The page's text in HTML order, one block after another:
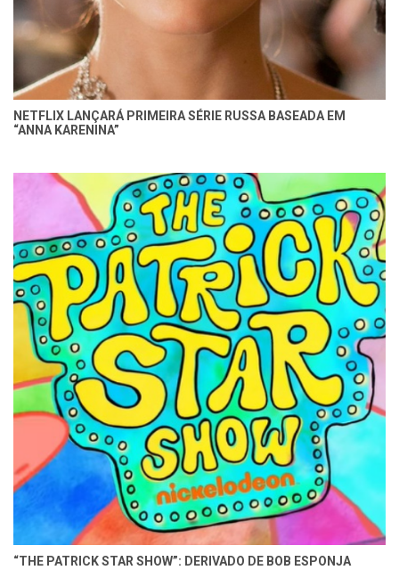
NETFLIX LANÇARÁ PRIMEIRA SÉRIE RUSSA BASEADA EM
“ANNA KARENINA”
“THE PATRICK STAR SHOW”: DERIVADO DE BOB ESPONJA